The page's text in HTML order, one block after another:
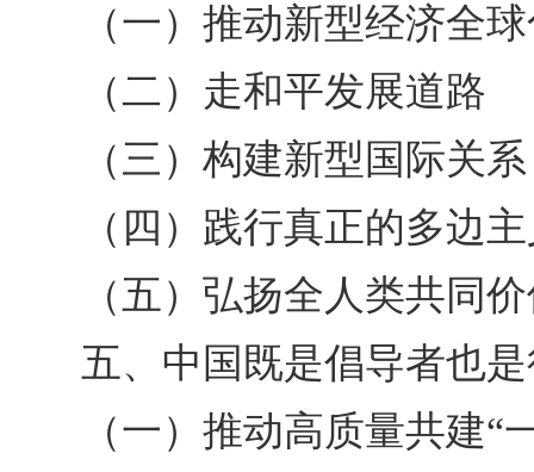
（一）推动新型经济全
（二）走和平发展道路
（三）构建新型国际关系
（四）践行真正的多边
（五）弘扬全人类共同
五、中国既是倡导者也
（一）推动高质量共建“